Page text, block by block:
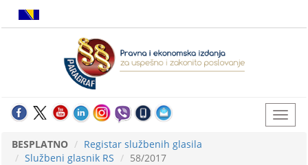
BESPLATNO
Registar službenih glasila
Službeni glasnik RS
58/2017